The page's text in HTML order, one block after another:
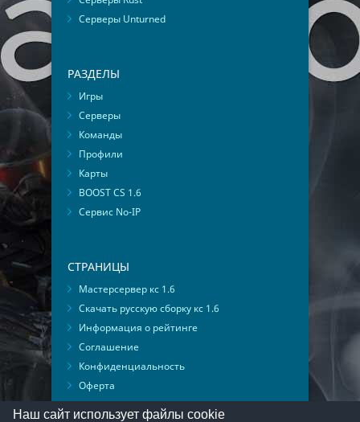
Серверы Unturned
РАЗДЕЛЫ
Игры
Серверы
Команды
Профили
Карты
BOOST CS 1.6
Сервис No-IP
СТРАНИЦЫ
Мастерсервер кс 1.6
Скачать русскую сборку кс 1.6
Информация о рейтинге
Соглашение
Конфиденциальность
Оферта
Мониторинг ВКонтакте
Наш сайт использует файлы cookie